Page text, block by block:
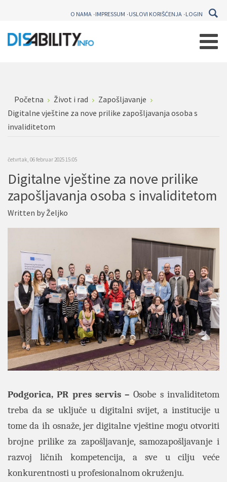
O NAMA IMPRESSUM USLOVI KORIŠĆENJA LOGIN
Početna Život i rad
Zapošljavanje
Digitalne vještine za nove prilike zapošljavanja osoba s
invaliditetom
četvrtak, 06 februar 2025 15:05
Digitalne vještine za nove prilike
zapošljavanja osoba s invaliditetom
Written byŽeljko
Podgorica, PR pres servis –Osobe s invaliditetom
treba da se uključe u digitalni svijet, a institucije u
tome da ih osnaže, jer digitalne vještine mogu otvoriti
brojne prilike za zapošljavanje, samozapošljavanje i
razvoj ličnih kompetencija, a sve u cilju veće
konkurentnosti u profesionalnom okruženju.